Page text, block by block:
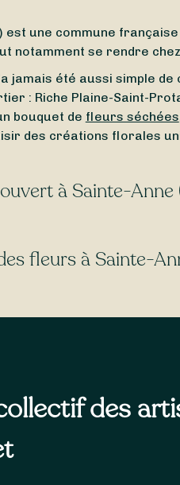
est une commune française
notamment se rendre
jamais été aussi simple
: Riche Plaine-Saint-
bouquet de fleurs séchées
des créations florales
à Sainte-Anne
trouvez en toute
, Sessile est là pour vous
fleurs à Sainte-
facilement des artisans
des